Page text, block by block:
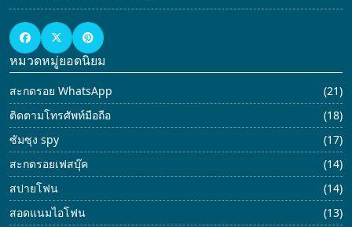
หมวดหมู่ยอดนิยม
สะกดรอย WhatsApp
(21)
ติดตามโทรศัพท์มือถือ
(18)
ซัมซุง spy
(17)
สะกดรอยเฟสบุ๊ค
(14)
สปายโฟน
(14)
สอดแนมไอโฟน
(13)